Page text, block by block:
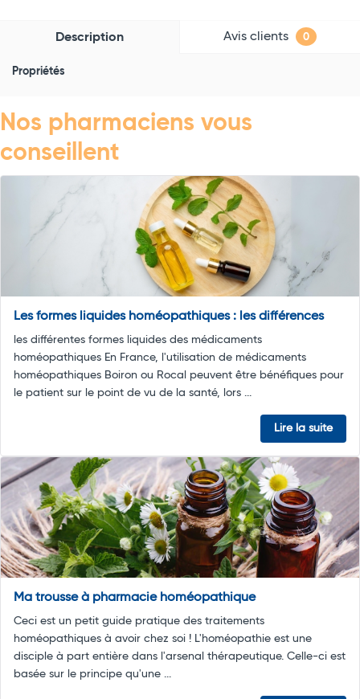
Description Avis clients 0
Propriétés
Nos pharmaciens vous
conseillent
Les formes liquides homéopathiques : les différences
les différentes formes liquides des médicaments
homéopathiques En France, l'utilisation de médicaments
homéopathiques Boiron ou Rocal peuvent être bénéfiques pour
le patient sur le point de vu de la santé, lors ...
Lire la suite
Ma trousse à pharmacie homéopathique
Ceci est un petit guide pratique des traitements
homéopathiques à avoir chez soi ! L'homéopathie est une
disciple à part entière dans l'arsenal thérapeutique. Celle-ci est
basée sur le principe qu'une ...